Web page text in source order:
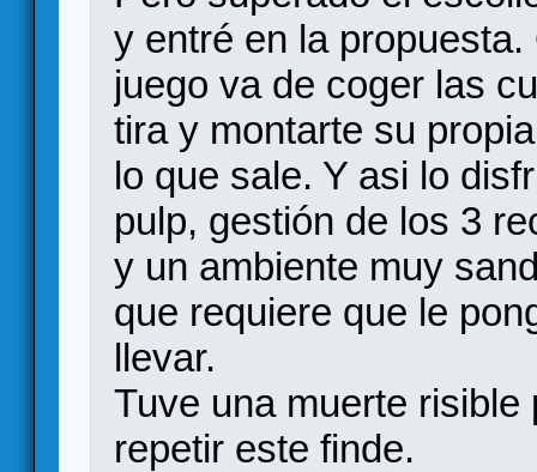
y entré en la
juego va de coger las
tira y montarte su
lo que sale. Y asi lo
pulp, gestión de los 3
y un ambiente muy
que requiere que le
llevar.
Tuve una muerte
repetir este finde.